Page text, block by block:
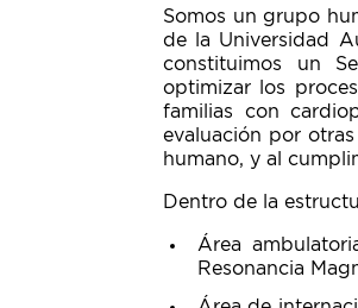
Somos un grupo
de la Universidad
constituimos un
optimizar los
familias con
evaluación por
humano, y al
Dentro de la
Área
Resonancia